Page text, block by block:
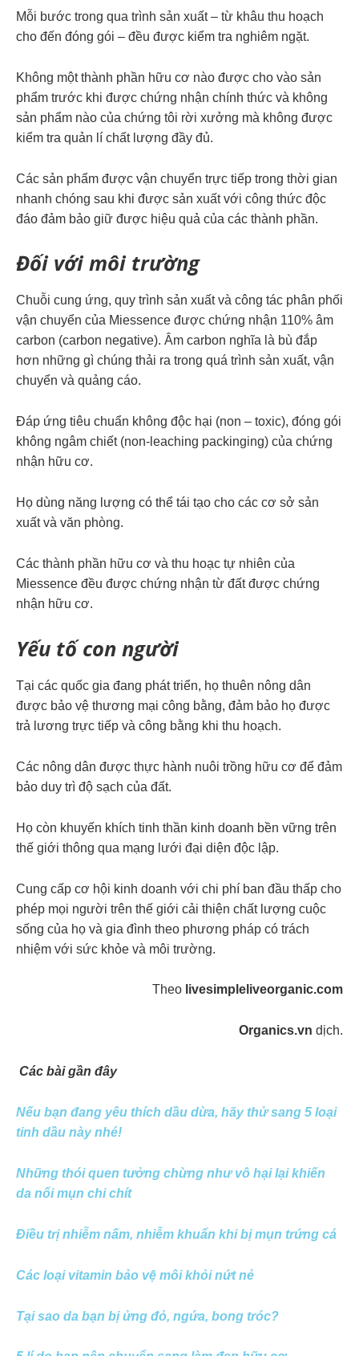
Mỗi bước trong qua trình sản xuất – từ khâu thu hoạch
cho đến đóng gói – đều được kiểm tra nghiêm ngặt.
Không một thành phần hữu cơ nào được cho vào sản
phẩm trước khi được chứng nhận chính thức và không
sản phẩm nào của chứng tôi rời xưởng mà không được
kiểm tra quản lí chất lượng đầy đủ.
Các sản phẩm được vận chuyển trực tiếp trong thời gian
nhanh chóng sau khi được sản xuất với công thức độc
đáo đảm bảo giữ được hiệu quả của các thành phần.
Đối với môi trường
Chuỗi cung ứng, quy trình sản xuất và công tác phân phối
vận chuyển của Miessence được chứng nhận 110% âm
carbon (carbon negative). Âm carbon nghĩa là bù đắp
hơn những gì chúng thải ra trong quá trình sản xuất, vận
chuyển và quảng cáo.
Đáp ứng tiêu chuẩn không độc hại (non – toxic), đóng gói
không ngâm chiết (non-leaching packinging) của chứng
nhận hữu cơ.
Họ dùng năng lượng có thể tái tạo cho các cơ sở sản
xuất và văn phòng.
Các thành phần hữu cơ và thu hoạc tự nhiên của
Miessence đều được chứng nhận từ đất được chứng
nhận hữu cơ.
Yếu tố con người
Tại các quốc gia đang phát triển, họ thuên nông dân
được bảo vệ thương mại công bằng, đảm bảo họ được
trả lương trực tiếp và công bằng khi thu hoạch.
Các nông dân được thực hành nuôi trồng hữu cơ để đảm
bảo duy trì độ sạch của đất.
Họ còn khuyến khích tinh thần kinh doanh bền vững trên
thế giới thông qua mạng lưới đại diện độc lập.
Cung cấp cơ hội kinh doanh với chi phí ban đầu thấp cho
phép mọi người trên thế giới cải thiện chất lượng cuộc
sống của họ và gia đình theo phương pháp có trách
nhiệm với sức khỏe và môi trường.
Theo livesimpleliveorganic.com
Organics.vn dịch.
Các bài gần đây
Nếu bạn đang yêu thích dầu dừa, hãy thử sang 5 loại
tinh dầu này nhé!
Những thói quen tưởng chừng như vô hại lại khiến
da nổi mụn chi chít
Điều trị nhiễm nấm, nhiễm khuẩn khi bị mụn trứng cá
Các loại vitamin bảo vệ môi khỏi nứt nẻ
Tại sao da bạn bị ửng đỏ, ngứa, bong tróc?